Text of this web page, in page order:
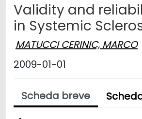
Validity and
in Systemic
MATUCCI CERINIC, MARCO
2009-01-01
Scheda breve